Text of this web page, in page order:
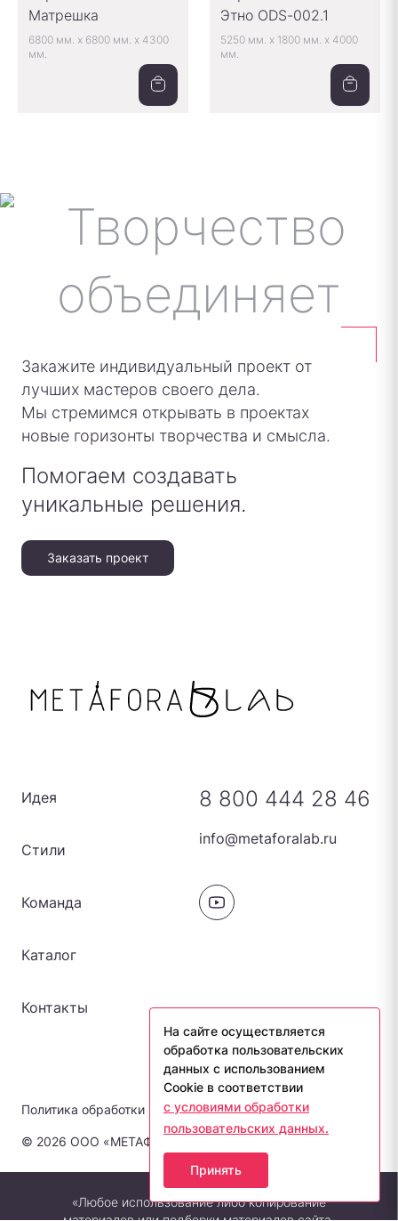
Матрешка
6800 мм. x 6800 мм. x 4300
мм.
Этно ODS-002.1
5250 мм. x 1800 мм. x 4000
мм.
Закажите индивидуальный проект от
лучших мастеров своего дела.
Мы стремимся открывать в проектах
новые горизонты творчества и смысла.
Помогаем создавать
уникальные решения.
Заказать проект
Политика обработки персональных данных
© 2026 ООО «МЕТАФОРА-ЛАБ». Все права защищены.
Идея
Стили
Команда
Каталог
Контакты
8 800 444 28 46
info@metaforalab.ru
«Любое использование либо копирование
На сайте осуществляется
обработка пользовательских
данных с использованием
Cookie в соответствии
с условиями обработки
пользовательских данных.
Принять